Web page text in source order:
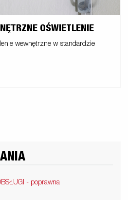
OŚWIETLENIE
wewnętrzne w standardzie
- poprawna